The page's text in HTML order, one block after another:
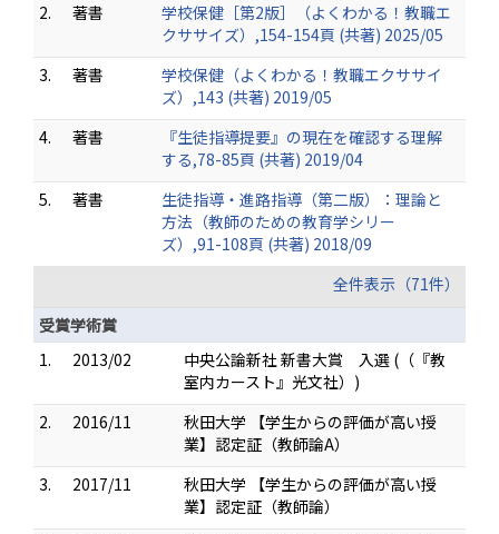
2.
著書
学校保健［第2版］（よくわかる！教職エ
クササイズ）,154-154頁 (共著) 2025/05
3.
著書
学校保健（よくわかる！教職エクササイ
ズ）,143 (共著) 2019/05
4.
著書
『生徒指導提要』の現在を確認する理解
する,78-85頁 (共著) 2019/04
5.
著書
生徒指導・進路指導（第二版）：理論と
方法（教師のための教育学シリー
ズ）,91-108頁 (共著) 2018/09
全件表示（71件）
受賞学術賞
1.
2013/02
中央公論新社 新書大賞 入選 (（『教
室内カースト』光文社）)
2.
2016/11
秋田大学 【学生からの評価が高い授
業】認定証（教師論A）
3.
2017/11
秋田大学 【学生からの評価が高い授
業】認定証（教師論）